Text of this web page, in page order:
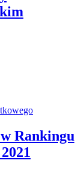
Rankingu